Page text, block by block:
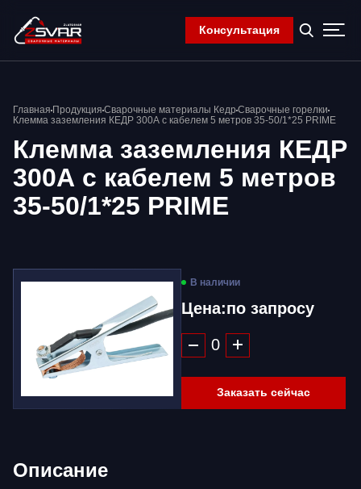
Консультация
Главная
Компания
Контакты
Корзина
Главная Продукция Сварочные материалы Кедр Сварочные горелки
Клемма заземления КЕДР 300А с кабелем 5 метров 35-50/1*25 PRIME
Клемма заземления КЕДР
300А с кабелем 5 метров
35-50/1*25 PRIME
В наличии
Цена:по запросу
Заказать сейчас
Описание